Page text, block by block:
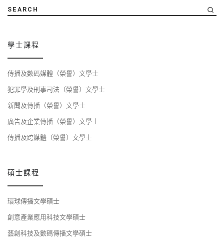
SEARCH
學士課程
傳播及數碼媒體（榮譽）文學士
犯罪學及刑事司法（榮譽）文學士
新聞及傳播（榮譽）文學士
廣告及企業傳播（榮譽）文學士
傳播及跨媒體（榮譽）文學士
碩士課程
環球傳播文學碩士
創意產業應用科技文學碩士
藝創科技及數碼傳播文學碩士